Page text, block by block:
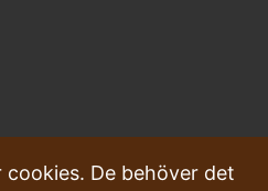
De behöver det